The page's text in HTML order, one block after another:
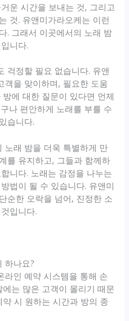
운 시간을 보내는 것, 그리고
것. 유앤미가라오케는 이런
. 그래서 이곳에서의 노래 밤
니다.
걱정할 필요 없습니다. 유앤
객을 맞이하며, 필요한 도움
에 대한 질문이 있다면 언제
나 편안하게 노래를 부를 수
습니다.
노래 밤을 더욱 특별하게 만
를 유지하고, 그들과 함께하
니다. 노래는 감정을 나누는
법이 될 수 있습니다. 유앤미
순한 오락을 넘어, 진정한 소
입니다.
하나요?
라인 예약 시스템을 통해 손
는 많은 고객이 몰리기 때문
시 원하는 시간과 방의 종